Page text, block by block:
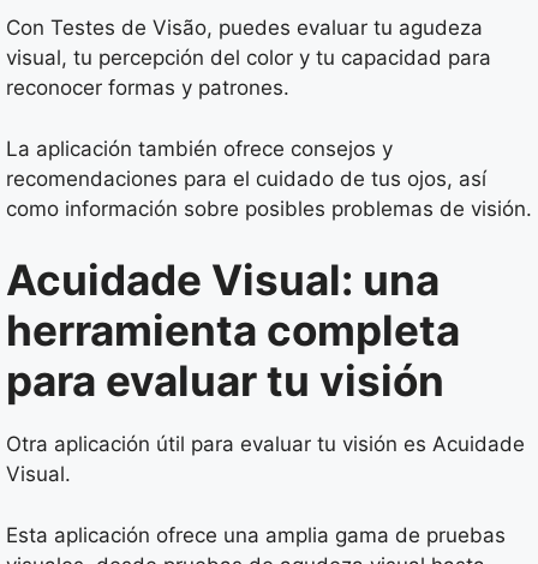
Con Testes de Visão, puedes evaluar tu agudeza
visual, tu percepción del color y tu capacidad para
reconocer formas y patrones.
La aplicación también ofrece consejos y
recomendaciones para el cuidado de tus ojos, así
como información sobre posibles problemas de visión.
Acuidade Visual: una
herramienta completa
para evaluar tu visión
Otra aplicación útil para evaluar tu visión es Acuidade
Visual.
Esta aplicación ofrece una amplia gama de pruebas